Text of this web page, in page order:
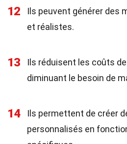
12
Ils peuvent générer des
et réalistes.
13
Ils réduisent les coûts
diminuant le besoin de
14
Ils permettent de créer
personnalisés en